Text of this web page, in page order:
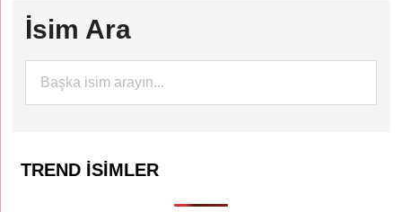
İsim Ara
TREND İSIMLER